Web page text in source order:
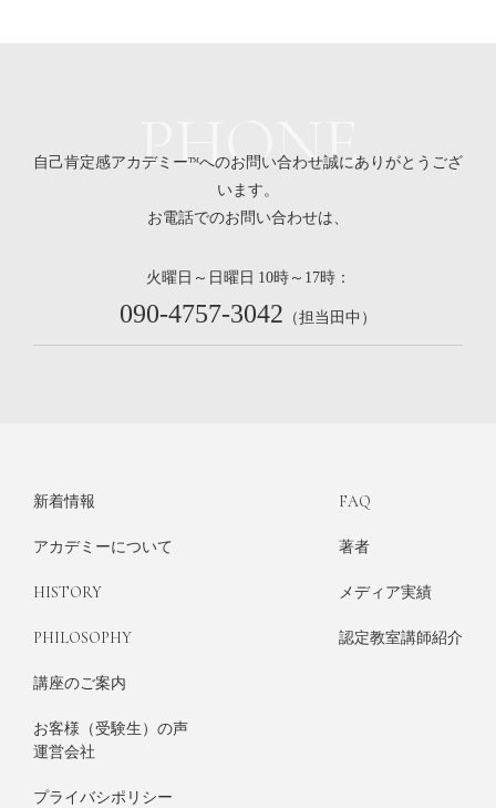
PHONE
自己肯定感アカデミー™へのお問い合わせ誠にありがとうござ
います。
お電話でのお問い合わせは、
火曜日～日曜日 10時～ 17時：
090-4757-3042 （担当田中）
新着情報
アカデミーについて
HISTORY
PHILOSOPHY
講座のご案内
お客様（受験生）の声
FAQ
著者
メディア実績
認定教室講師紹介
運営会社
プライバシポリシー